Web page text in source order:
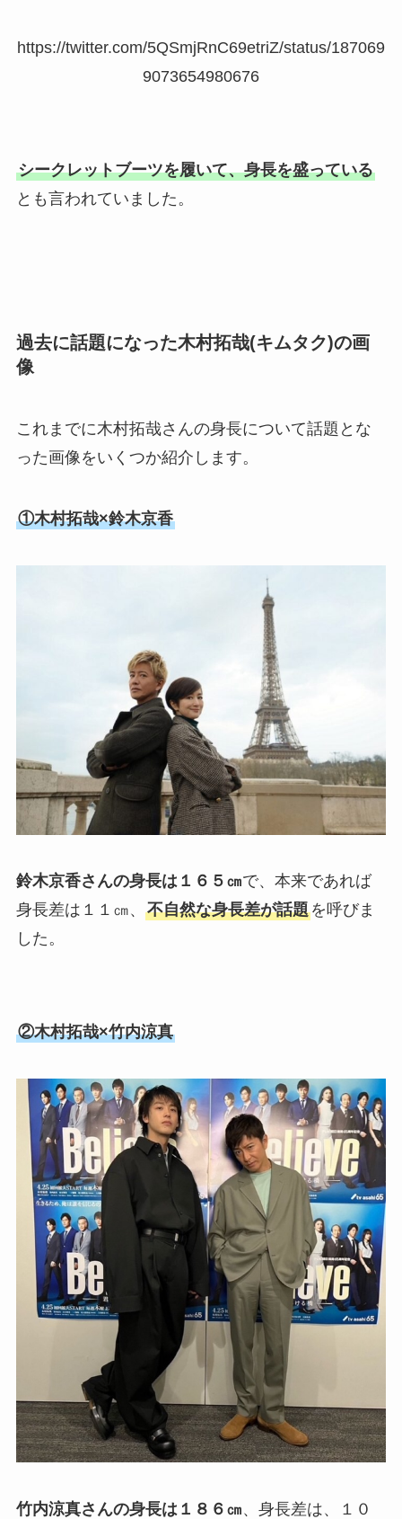
https://twitter.com/5QSmjRnC69etriZ/status/187069
9073654980676
シークレットブーツを履いて、身長を盛っている
とも言われていました。
過去に話題になった木村拓哉(キムタク)の画
像
これまでに木村拓哉さんの身長について話題とな
った画像をいくつか紹介します。
①木村拓哉×鈴木京香
鈴木京香さんの身長は１６５㎝で、本来であれば
身長差は１１㎝、 不自然な身長差が話題を呼びま
した。
②木村拓哉×竹内涼真
竹内涼真さんの身長は１８６㎝、身長差は、１０